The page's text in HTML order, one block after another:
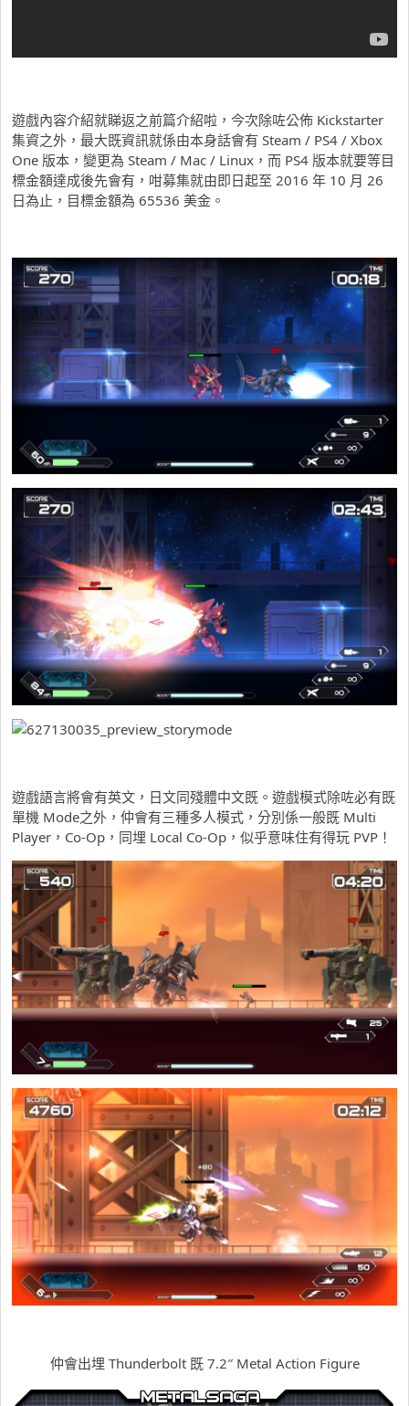
遊戲內容介紹就睇返之前篇介紹啦，今次除咗公佈 Kickstarter
集資之外，最大既資訊就係由本身話會有 Steam / PS4 / Xbox
One 版本，變更為 Steam / Mac / Linux，而 PS4 版本就要等目
標金額達成後先會有，咁募集就由即日起至 2016 年 10 月 26
日為止，目標金額為 65536 美金。
遊戲語言將會有英文，日文同殘體中文既。遊戲模式除咗必有既
單機 Mode之外，仲會有三種多人模式，分別係一般既 Multi
Player，Co-Op，同埋 Local Co-Op，似乎意味住有得玩 PVP！
仲會出埋 Thunderbolt 既 7.2″ Metal Action Figure